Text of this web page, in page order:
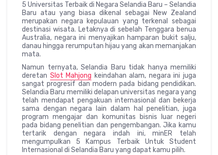
5 Universitas Terbaik di Negara Selandia Baru – Selandia
Baru atau yang biasa dikenal sebagai New Zealand
merupakan negara kepulauan yang terkenal sebagai
destinasi wisata. Letaknya di sebelah Tenggara benua
Australia, negara ini menyajikan hamparan bukit salju,
danau hingga rerumputan hijau yang akan memanjakan
mata.
Namun ternyata, Selandia Baru tidak hanya memiliki
deretan Slot Mahjong keindahan alam, negara ini juga
sangat progresif dan modern pada bidang pendidikan.
Selandia Baru memiliki delapan universitas negara yang
telah mendapat pengakuan internasional dan bekerja
sama dengan negara lain dalam hal penelitian, juga
program mengajar dan komunitas bisnis luar negeri
pada bidang penelitian dan pengembangan. Jika kamu
tertarik dengan negara indah ini, minER telah
mengumpulkan 5 Kampus Terbaik Untuk Student
Internasional di Selandia Baru yang dapat kamu pilih.